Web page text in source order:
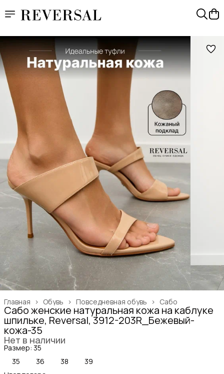
Сабо
Повседневная обувь ›
Обувь ›
Главная ›
Сабо женские натуральная кожа на каблуке
шпильке, Reversal, 3912-203R_Бежевый-
кожа-35
Нет в наличии
Размер: 35
35
36 38
39